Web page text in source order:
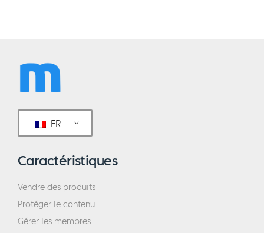
FR
Caractéristiques
Vendre des produits
Protéger le contenu
Gérer les membres